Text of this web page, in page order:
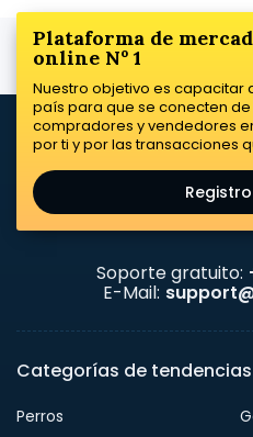
Plataforma de
online Nº 1
Nuestro objetivo es capacitar
país para que se conecten
compradores y vendedores
por ti y por las transacciones
Soporte gratuito:
E-Mail:
Categorías de tendencias
Perros